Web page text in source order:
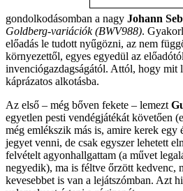
gondolkodásomban a nagy Johann
Goldberg-variációk (BWV988).
előadás le tudott nyűgözni, az nem
környezettől, egyes egyedül az
invenciógazdagságától. Attól, hogy mit
káprázatos alkotásba.
Az első – még bőven fekete – lemezt
egyetlen pesti vendégjátékát követően
még emlékszik más is, amire kerek egy
jegyet venni, de csak egyszer lehetett
felvételt agyonhallgattam (a művet
negyedik), ma is féltve őrzött kedvenc,
kevesebbet is van a lejátszómban. Azt